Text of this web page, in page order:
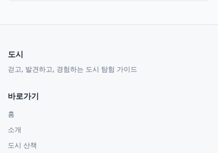
도시
걷고, 발견하고, 경험하는 도시 탐험 가이드
바로가기
홈
소개
도시 산책